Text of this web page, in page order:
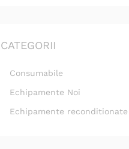
CATEGORII
Consumabile
Echipamente Noi
Echipamente reconditionate